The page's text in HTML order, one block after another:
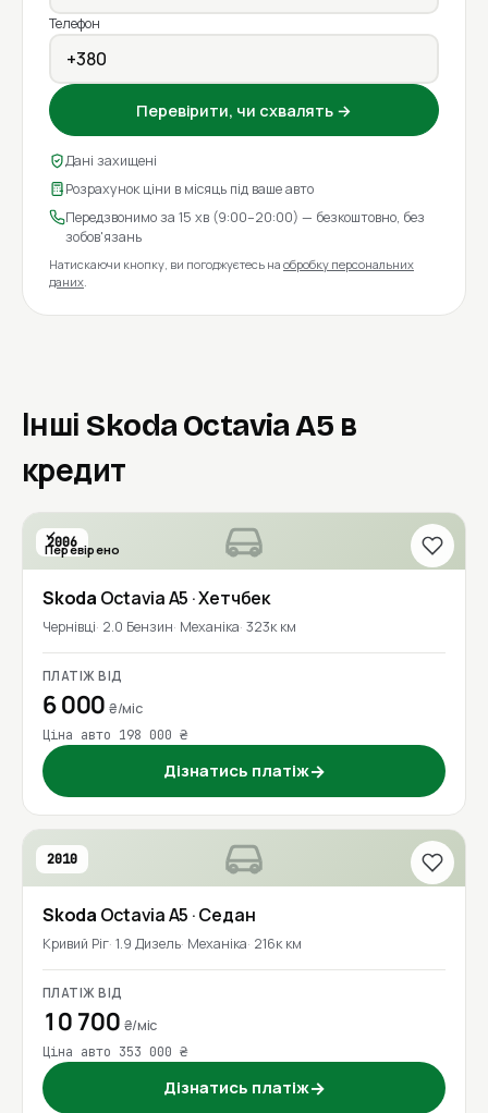
Телефон
Перевірити, чи схвалять →
Дані захищені
Розрахунок ціни в місяць під ваше авто
Передзвонимо за 15 хв (9:00–20:00) — безкоштовно, без
зобов'язань
Натискаючи кнопку, ви погоджуєтесь на обробку персональних
даних.
Інші Skoda Octavia A5 в
кредит
2006
Перевірено
Skoda Octavia A5 · Хетчбек
Чернівці 2.0 Бензин Механіка 323к км
ПЛАТІЖ ВІД
6 000₴/міс
Ціна авто 198 000 ₴
Дізнатись платіж→
2010
Skoda Octavia A5 · Седан
Кривий Ріг 1.9 Дизель Механіка 216к км
ПЛАТІЖ ВІД
10 700 ₴/міс
Ціна авто 353 000 ₴
Дізнатись платіж→